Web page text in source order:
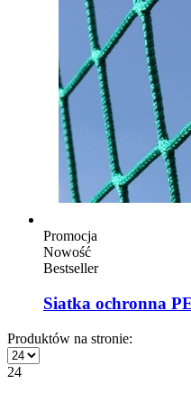
Promocja
Nowość
Bestseller
Siatka ochronna
Produktów na stronie:
24